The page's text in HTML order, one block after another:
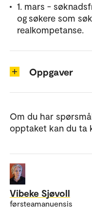
1. mars -
og søkere som
realkompetanse.
Oppgaver
Om du har
opptaket kan du ta
Vibeke Sjøvoll
førsteamanuensis